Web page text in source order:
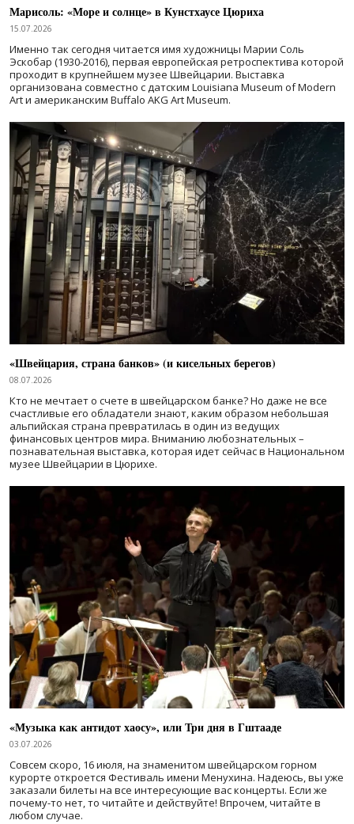
Марисоль: «Море и солнце» в Кунстхаусе Цюриха
15.07.2026
Именно так сегодня читается имя художницы Марии Соль
Эскобар (1930-2016), первая европейская ретроспектива которой
проходит в крупнейшем музее Швейцарии. Выставка
организована совместно с датским Louisiana Museum of Modern
Art и американским Buffalo AKG Art Museum.
«Швейцария, страна банков» (и кисельных берегов)
08.07.2026
Кто не мечтает о счете в швейцарском банке? Но даже не все
счастливые его обладатели знают, каким образом небольшая
альпийская страна превратилась в один из ведущих
финансовых центров мира. Вниманию любознательных –
познавательная выставка, которая идет сейчас в Национальном
музее Швейцарии в Цюрихе.
«Музыка как антидот хаосу», или Три дня в Гштааде
03.07.2026
Совсем скоро, 16 июля, на знаменитом швейцарском горном
курорте откроется Фестиваль имени Менухина. Надеюсь, вы уже
заказали билеты на все интересующие вас концерты. Если же
почему-то нет, то читайте и действуйте! Впрочем, читайте в
любом случае.